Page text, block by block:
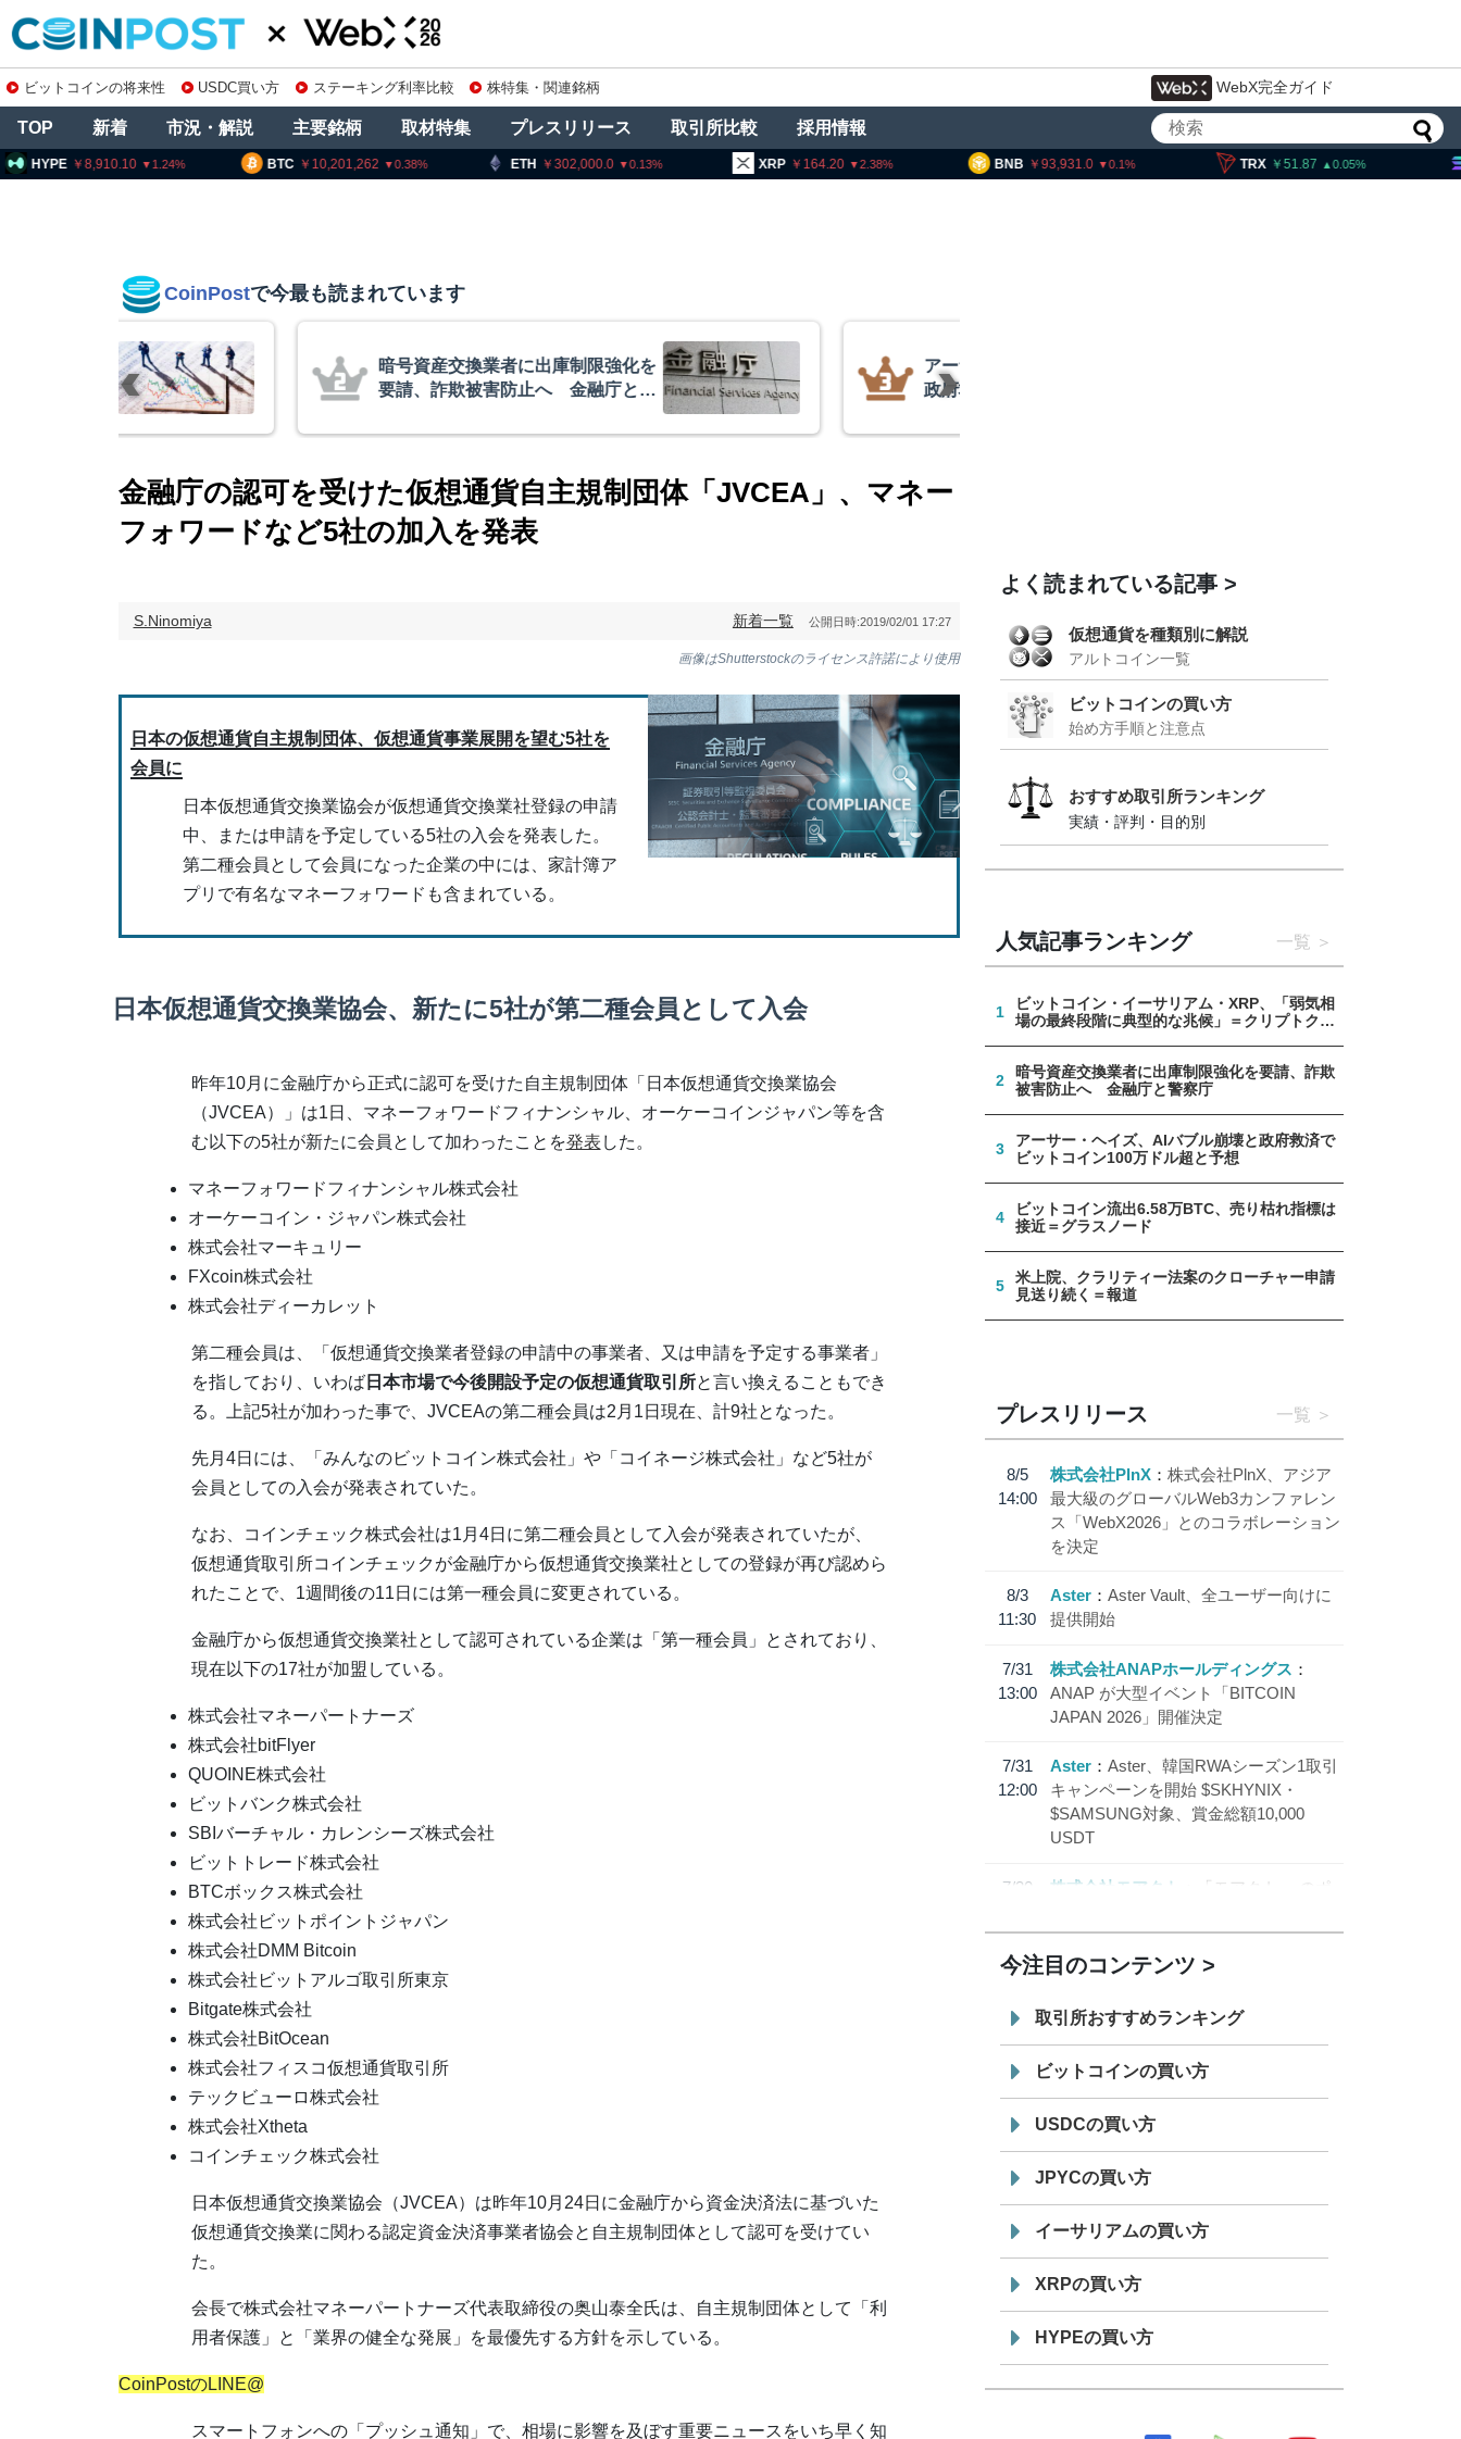
ビットコインの将来性 USDC買い方 ステーキング利率比較 株特集・関連銘柄 WebX完全ガイド
TOP 新着 市況・解説 主要銘柄 取材特集 プレスリリース 取引所比較 採用情報
BTC 10,201,262 0.38 302,000.0 0.13 164.20 2.38 93,931.0 0.1 51.87 0.05
8,910.10 1.24
CoinPostで今最も読まれています
暗号資産交換業者に出庫制限強化を
要請、詐欺被害防止へ 金融庁と警
アーサー・ヘイズ、AIバブル崩壊と
政府救済でビットコイン100万ドル
金融庁の認可を受けた仮想通貨自主規制団体「JVCEA」、マネー
フォワードなど5社の加入を発表
S.Ninomiya 新着一覧 公開日時:2019/02/01 17:27
画像はShutterstockのライセンス許諾により使用
日本の仮想通貨自主規制団体、仮想通貨事業展開を望む5社を
会員に
日本仮想通貨交換業協会が仮想通貨交換業社登録の申請
中、または申請を予定している5社の入会を発表した。
第二種会員として会員になった企業の中には、家計簿ア
プリで有名なマネーフォワードも含まれている。
日本仮想通貨交換業協会、新たに5社が第二種会員として入会
昨年10月に金融庁から正式に認可を受けた自主規制団体「日本仮想通貨交換業協会
（JVCEA）」は1日、マネーフォワードフィナンシャル、オーケーコインジャパン等を含
む以下の5社が新たに会員として加わったことを発表 した。
マネーフォワードフィナンシャル株式会社
オーケーコイン・ジャパン株式会社
株式会社マーキュリー
FXcoin株式会社
株式会社ディーカレット
第二種会員は、「仮想通貨交換業者登録の申請中の事業者、又は申請を予定する事業者」
を指しており、いわば日本市場で今後開設予定の仮想通貨取引所と言い換えることもでき
る。上記5社が加わった事で、JVCEAの第二種会員は2月1日現在、計9社となった。
先月4日には、「みんなのビットコイン株式会社」や「コイネージ株式会社」など5社が
会員としての入会が発表されていた。
なお、コインチェック株式会社は1月4日に第二種会員として入会が発表されていたが、
仮想通貨取引所コインチェックが金融庁から仮想通貨交換業社としての登録が再び認めら
れたことで、1週間後の11日には第一種会員に変更されている。
金融庁から仮想通貨交換業社として認可されている企業は「第一種会員」とされており、
現在以下の17社が加盟している。
株式会社マネーパートナーズ
株式会社bitFlyer
QUOINE株式会社
ビットバンク株式会社
SBIバーチャル・カレンシーズ株式会社
ビットトレード株式会社
BTCボックス株式会社
株式会社ビットポイントジャパン
株式会社DMM Bitcoin
株式会社ビットアルゴ取引所東京
Bitgate株式会社
株式会社BitOcean
株式会社フィスコ仮想通貨取引所
テックビューロ株式会社
株式会社Xtheta
コインチェック株式会社
日本仮想通貨交換業協会（JVCEA）は昨年10月24日に金融庁から資金決済法に基づいた
仮想通貨交換業に関わる認定資金決済事業者協会と自主規制団体として認可を受けてい
た。
会長で株式会社マネーパートナーズ代表取締役の奥山泰全氏は、自主規制団体として「利
用者保護」と「業界の健全な発展」を最優先する方針を示している。
CoinPostのLINE@
スマートフォンへの「プッシュ通知」で、相場に影響を及ぼす重要ニュースをいち早く知
よく読まれている記事
仮想通貨を種類別に解説
アルトコイン一覧
ビットコインの買い方
始め方手順と注意点
おすすめ取引所ランキング
実績・評判・目的別
人気記事ランキング 一覧
1
ビットコイン・イーサリアム・XRP、「弱気相
場の最終段階に典型的な兆候」＝クリプトクア
2
暗号資産交換業者に出庫制限強化を要請、詐欺
被害防止へ 金融庁と警察庁
3
アーサー・ヘイズ、AIバブル崩壊と政府救済で
ビットコイン100万ドル超と予想
4
ビットコイン流出6.58万BTC、売り枯れ指標は
接近＝グラスノード
5
米上院、クラリティー法案のクローチャー申請
見送り続く＝報道
プレスリリース 一覧
8/5
14:00
株式会社PlnX
株式会社PlnX、アジア
最大級のグローバルWeb3カンファレン
ス「WebX2026」とのコラボレーション
を決定
8/3
11:30
Aster
Aster Vault、全ユーザー向けに
提供開始
7/31
13:00
株式会社ANAPホールディングス
ANAP が大型イベント「BITCOIN
JAPAN 2026」開催決定
7/31
12:00
Aster
Aster、韓国RWAシーズン1取引
キャンペーンを開始 $SKHYNIX・
$SAMSUNG対象、賞金総額10,000
USDT
7/30
株式会社モアクト
「モアクト」 のポ
「 JPYC」を追加
19:30
てステーブルコイン「JPYSC」徹底解
説セミナーを開催
今注目のコンテンツ
取引所おすすめランキング
ビットコインの買い方
USDCの買い方
JPYCの買い方
イーサリアムの買い方
XRPの買い方
HYPEの買い方